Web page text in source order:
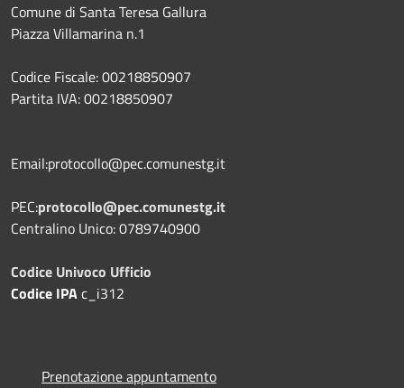
Comune di Santa Teresa Gallura
Piazza Villamarina n.1
Codice Fiscale: 00218850907
Partita IVA: 00218850907
Email:protocollo@pec.comunestg.it
PEC:protocollo@pec.comunestg.it
Centralino Unico: 0789740900
Codice Univoco Ufficio
Codice IPAc_i312
Prenotazione appuntamento